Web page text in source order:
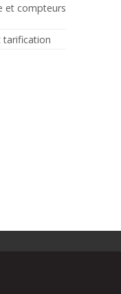
et compteurs
tarification